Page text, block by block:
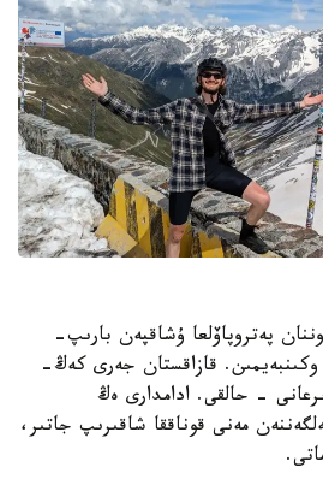
پەتروپاۆلعا ۇشاقپەن بارىپ-
وكىنبەيمىن. قازاقستان جەرى كەڭ-
- حالقى. ادامدارى ەڭ
مەنى قوناققا شاقىرىپ جاتىر،